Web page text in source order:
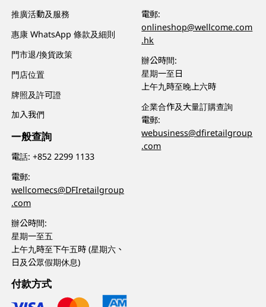
推廣活動及服務
惠康 WhatsApp 條款及細則
門市退/換貨政策
門店位置
牌照及許可證
加入我們
一般查詢
電話:+852 2299 1133
電郵:
wellcomecs@DFIretailgroup
.com
辦公時間:
星期一至五
上午九時至下午五時 (星期六、
日及公眾假期休息)
電郵:
onlineshop@wellcome.com
.hk
辦公時間:
星期一至日
上午九時至晚上六時
企業合作及大量訂購查詢
電郵:
webusiness@dfiretailgroup
.com
付款方式